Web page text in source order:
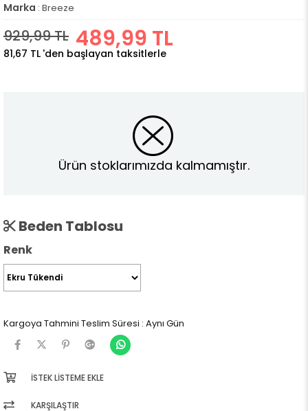
Marka : Breeze
929,99 TL 489,99 TL
81,67 TL 'den başlayan taksitlerle
Ürün stoklarımızda kalmamıştır.
Beden Tablosu
Renk
Kargoya Tahmini Teslim Süresi : Aynı Gün
İSTEK LISTEME EKLE
KARŞILAŞTIR